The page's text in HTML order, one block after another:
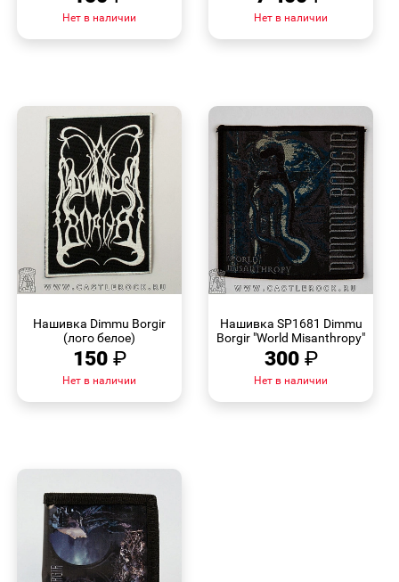
Нет в наличии Нет в наличии
Нашивка Dimmu Borgir
(лого белое)
150 ₽
Нет в наличии
Нашивка SP1681 Dimmu
Borgir "World Misanthropy"
300 ₽
Нет в наличии